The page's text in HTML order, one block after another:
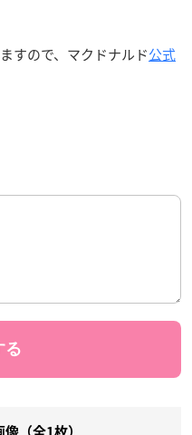
すので、マクドナルド公式
（全1枚）